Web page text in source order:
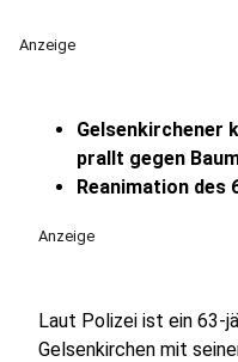
Anzeige
Gelsenkirchener
prallt gegen
Reanimation des
Anzeige
Laut Polizei ist ein 63-
Gelsenkirchen mit